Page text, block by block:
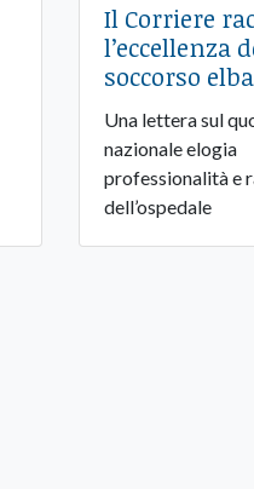
Il Corriere
l’eccellenza
soccorso
Una lettera sul
nazionale elogia
professionalità e
dell’ospedale